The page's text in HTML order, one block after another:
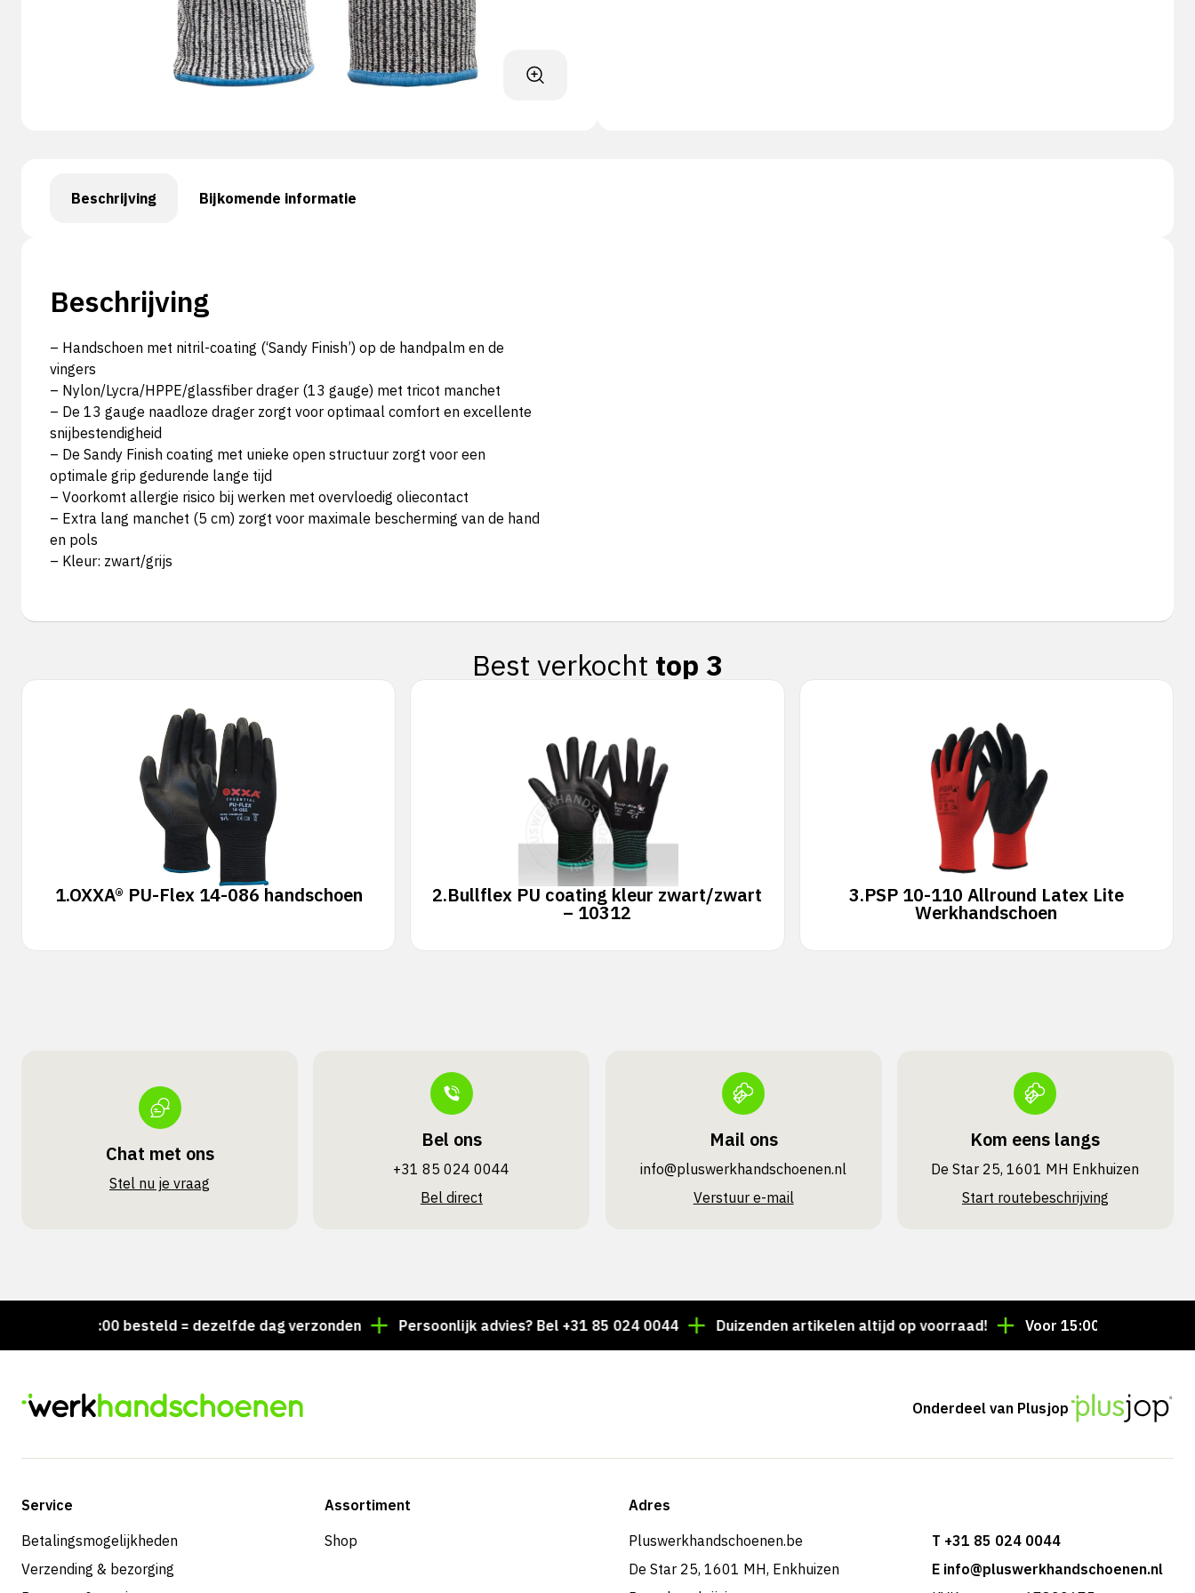
Beschrijving Bijkomende informatie
Beschrijving
– Handschoen met nitril-coating (‘Sandy Finish’) op de handpalm en de
vingers
– Nylon/Lycra/HPPE/glassfiber drager (13 gauge) met tricot manchet
– De 13 gauge naadloze drager zorgt voor optimaal comfort en excellente
snijbestendigheid
– De Sandy Finish coating met unieke open structuur zorgt voor een
optimale grip gedurende lange tijd
– Voorkomt allergie risico bij werken met overvloedig oliecontact
– Extra lang manchet (5 cm) zorgt voor maximale bescherming van de hand
en pols
– Kleur: zwart/grijs
Best verkocht top 3
1.OXXA® PU-Flex 14-086 handschoen 2.Bullflex PU coating kleur zwart/zwart
– 10312
3.PSP 10-110 Allround Latex Lite
Werkhandschoen
Chat met ons
Stel nu je vraag
Bel ons
+31 85 024 0044
Bel direct
Mail ons
info@pluswerk­handschoenen.nl
Verstuur e-mail
Kom eens langs
De Star 25, 1601 MH Enkhuizen
Start routebeschrijving
15:00 besteld = dezelfde dag verzonden Persoonlijk advies? Bel +31 85 024 0044 Duizenden artikelen altijd op voorraad! Voor 15:00 besteld = dezelfde
Onderdeel van Plusjop
Service
Betalingsmogelijkheden
Verzending & bezorging
Assortiment
Shop
Adres
Pluswerkhandschoenen.be
De Star 25, 1601 MH, Enkhuizen
T +31 85 024 0044
E info@pluswerkhandschoenen.nl